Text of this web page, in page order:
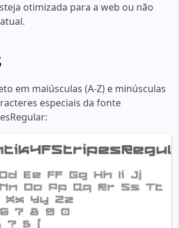
otimizada para a web ou não
em maiúsculas (A-Z) e minúsculas
especiais da fonte